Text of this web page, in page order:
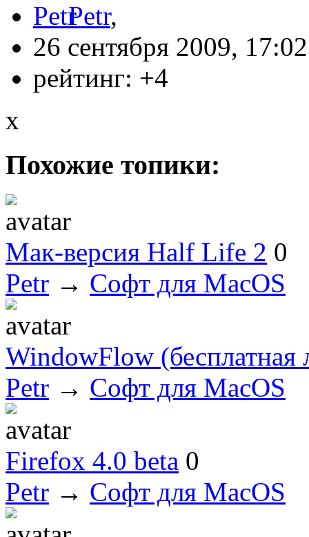
Petr,
26 сентября 2009, 17:02
рейтинг: +4
x
Похожие топики:
Мак-версия Half Life 2 0
Petr → Софт для MacOS
WindowFlow (бесплатная
Petr → Софт для MacOS
Firefox 4.0 beta 0
Petr → Софт для MacOS